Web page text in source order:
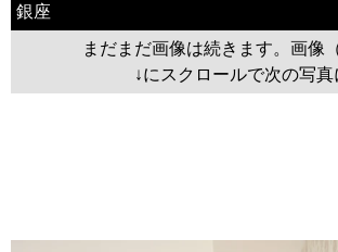
銀座
まだまだ画像は続きます。画像
↓にスクロールで次の写真